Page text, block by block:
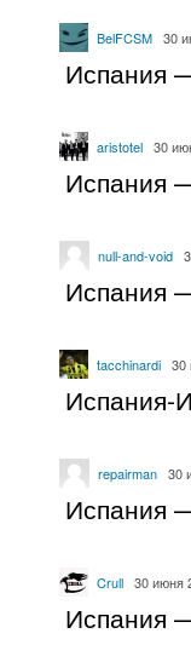
BelFCSM 30
Испания
aristotel 30
Испания
null-and-void
Испания
tacchinardi 30
Испания-
repairman 30
Испания
Crull 30 июня
Испания